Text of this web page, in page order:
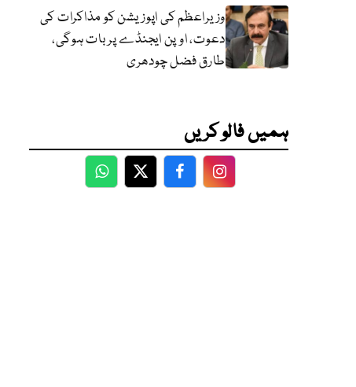
وزیراعظم کی اپوزیشن کو مذاکرات کی
دعوت، اوپن ایجنڈے پر بات ہوگی،
طارق فضل چودھری
ہمیں فالو کریں
WhatsApp
TwitterFacebookFacebook